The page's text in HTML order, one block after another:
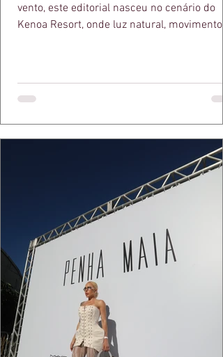
vento, este editorial nasceu no cenário do
Kenoa Resort, onde luz natural, movimento e
bolsa da Malu Pires, em uma composição
algo de intemporal em vestir o vento e
que ele conduza a cena. Cada dobra do
cada reflexo dourado da luz sobre a pe